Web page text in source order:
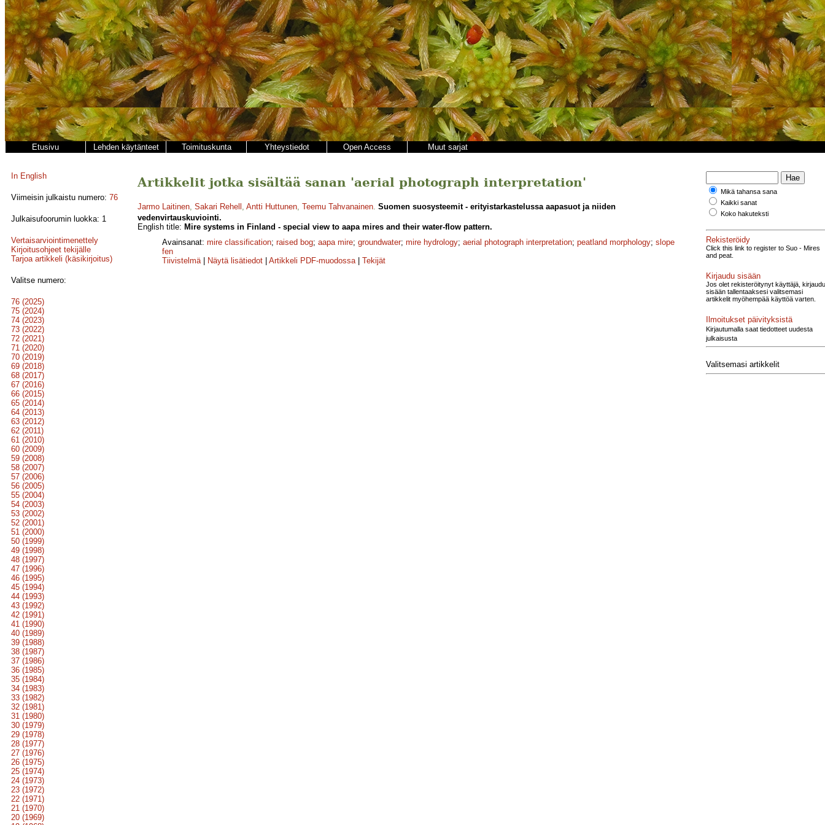
Etusivu Lehden käytänteet Toimituskunta Yhteystiedot Open Access Muut sarjat
In English
Viimeisin julkaistu numero: 76
Julkaisufoorumin luokka: 1
Vertaisarviointimenettely
Kirjoitusohjeet tekijälle
Tarjoa artikkeli (käsikirjoitus)
Valitse numero:
76 (2025)
75 (2024)
74 (2023)
73 (2022)
72 (2021)
71 (2020)
70 (2019)
69 (2018)
68 (2017)
67 (2016)
66 (2015)
65 (2014)
64 (2013)
63 (2012)
62 (2011)
61 (2010)
60 (2009)
59 (2008)
58 (2007)
57 (2006)
56 (2005)
55 (2004)
54 (2003)
53 (2002)
52 (2001)
51 (2000)
50 (1999)
49 (1998)
48 (1997)
47 (1996)
46 (1995)
45 (1994)
44 (1993)
43 (1992)
42 (1991)
41 (1990)
40 (1989)
39 (1988)
38 (1987)
37 (1986)
36 (1985)
35 (1984)
34 (1983)
33 (1982)
32 (1981)
31 (1980)
30 (1979)
29 (1978)
28 (1977)
27 (1976)
26 (1975)
25 (1974)
24 (1973)
23 (1972)
22 (1971)
21 (1970)
20 (1969)
Artikkelit jotka sisältää sanan 'aerial photograph interpretation'
Jarmo Laitinen, Sakari Rehell , Antti Huttunen, Teemu Tahvanainen. Suomen suosysteemit - erityistarkastelussa aapasuot ja niiden
vedenvirtauskuviointi.
English title: Mire systems in Finland - special view to aapa mires and their water-flow pattern.
Avainsanat: mire classification; raised bog; aapa mire; groundwater; mire hydrology; aerial photograph interpretation; peatland morphology; slope
fen
Tiivistelmä| Näytä lisätiedot Artikkeli PDF-muodossa| Tekijät
Mikä tahansa sana
Kaikki sanat
Koko hakuteksti
Rekisteröidy
Click this link to register to Suo - Mires
and peat.
Kirjaudu sisään
Jos olet rekisteröitynyt käyttäjä, kirjaudu
sisään tallentaaksesi valitsemasi
artikkelit myöhempää käyttöä varten.
Ilmoitukset päivityksistä
Kirjautumalla saat tiedotteet uudesta
julkaisusta
Valitsemasi artikkelit